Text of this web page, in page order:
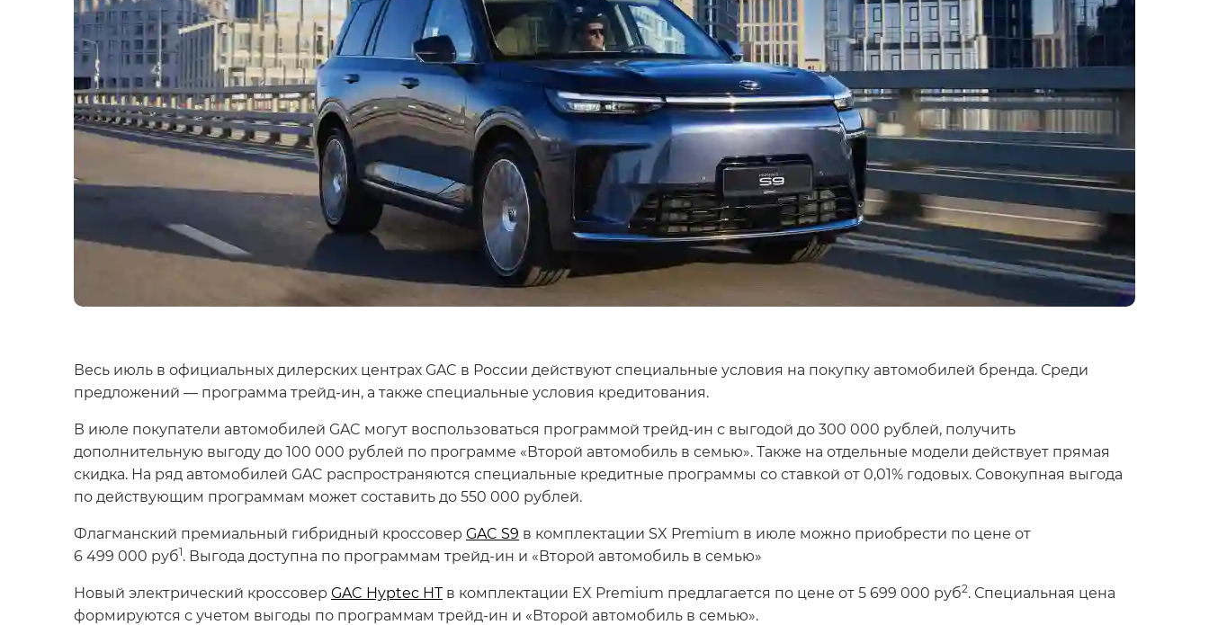
Весь июль в официальных дилерских центрах GAC в России действуют специальные условия на покупку автомобилей бренда. Среди
предложений — программа трейд-ин, а также специальные условия кредитования.
В июле покупатели автомобилей GAC могут воспользоваться программой трейд-ин с выгодой до 300 000 рублей, получить
дополнительную выгоду до 100 000 рублей по программе «Второй автомобиль в семью». Также на отдельные модели действует прямая
скидка. На ряд автомобилей GAC распространяются специальные кредитные программы со ставкой от 0,01% годовых. Совокупная выгода
по действующим программам может составить до 550 000 рублей.
Флагманский премиальный гибридный кроссовер GAC S9 в комплектации SX Premium в июле можно приобрести по цене от
6 499 000 руб1. Выгода доступна по программам трейд-ин и «Второй автомобиль в семью»
Новый электрический кроссовер GAC Hyptec HTв комплектации EX Premium предлагается по цене от 5 699 000 руб2. Специальная цена
формируются с учетом выгоды по программам трейд-ин и «Второй автомобиль в семью».